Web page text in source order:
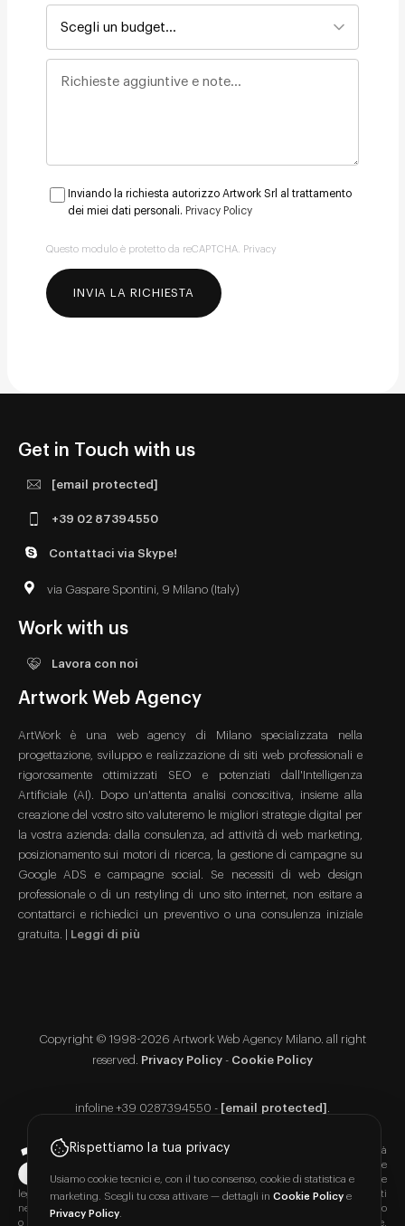
Inviando la richiesta autorizzo Artwork Srl al trattamento
dei miei dati personali. Privacy Policy
Questo modulo è protetto da reCAPTCHA. Privacy
INVIA LA RICHIESTA
Get in Touch with us
[email protected]
+39 02 87394550
Contattaci via Skype!
via Gaspare Spontini, 9 Milano (Italy)
Work with us
Lavora con noi
Artwork Web Agency
ArtWork è una web agency di Milano specializzata nella
progettazione, sviluppo e realizzazione di siti web professionali e
rigorosamente ottimizzati SEO e potenziati dall'Intelligenza
Artificiale (AI). Dopo un'attenta analisi conoscitiva, insieme alla
creazione del vostro sito valuteremo le migliori strategie digital per
la vostra azienda: dalla consulenza, ad attività di web marketing,
posizionamento sui motori di ricerca, la gestione di campagne su
Google ADS e campagne social. Se necessiti di web design
professionale o di un restyling di uno sito internet, non esitare a
contattarci e richiedici un preventivo o una consulenza iniziale
gratuita. |
Leggi di più
Copyright © 1998-2026 Artwork Web Agency Milano. all right
reserved.
Privacy Policy - Cookie Policy
infoline +39 0287394550 - [email protected]
Copyright:Il contenuto del sito www.artworkstudios.it è di proprietà
di Artwork Srl con p.iva 07829880967 ed è vietata la riproduzione
anche parziale. Tutti i Contenuti presenti sul sito sono protetti dalle
leggi in materia di proprietà intellettuale e/o industriale. I Contenuti riportati
nelle inserzioni pubblicitarie o le informazioni presentate all'utente dal servizio
o dagli inserzionisti sono protette dalle norme in materia di diritti d'autore,
Rispettiamo la tua privacy
Usiamo cookie tecnici e, con il tuo consenso, cookie di statistica e
marketing. Scegli tu cosa attivare — dettagli in Cookie Policy e
Privacy Policy